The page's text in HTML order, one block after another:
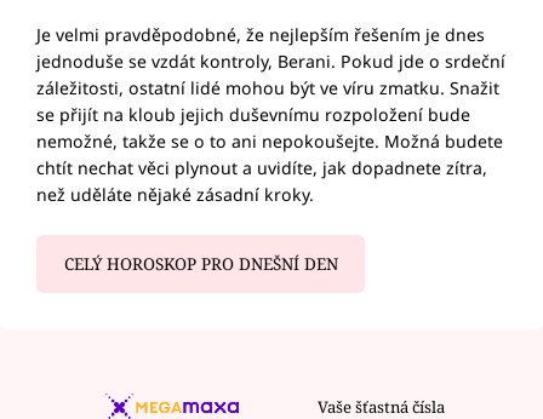
Je velmi pravděpodobné, že nejlepším řešením je dnes
jednoduše se vzdát kontroly, Berani. Pokud jde o srdeční
záležitosti, ostatní lidé mohou být ve víru zmatku. Snažit
se přijít na kloub jejich duševnímu rozpoložení bude
nemožné, takže se o to ani nepokoušejte. Možná budete
chtít nechat věci plynout a uvidíte, jak dopadnete zítra,
než uděláte nějaké zásadní kroky.
CELÝ HOROSKOP PRO DNEŠNÍ DEN
Vaše šťastná čísla